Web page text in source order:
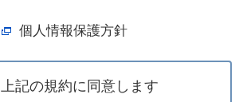
個人情報保護方針
上記の規約に同意します